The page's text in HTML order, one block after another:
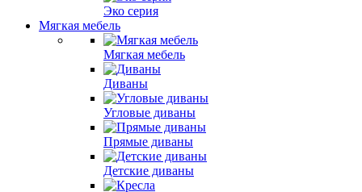
Эко серия
Мягкая мебель
Мягкая мебель
Диваны
Угловые диваны
Прямые диваны
Детские диваны